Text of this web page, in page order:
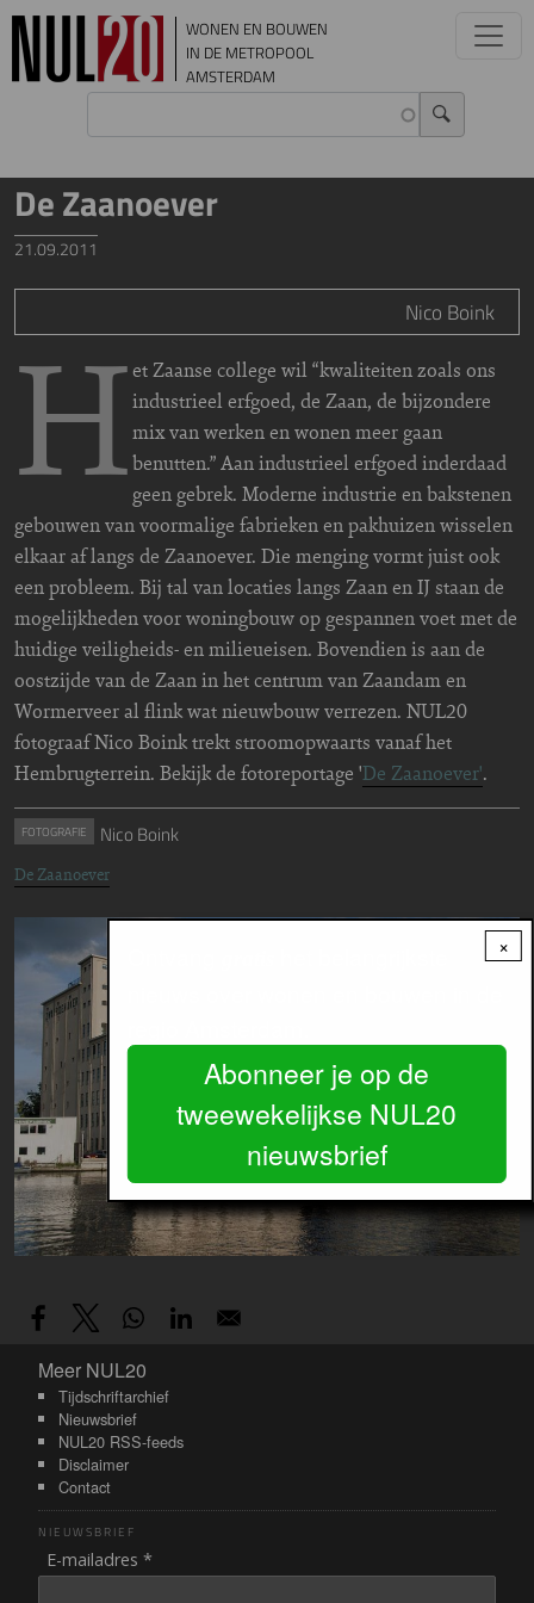
Overslaan en naar de inhoud gaan
WONEN EN BOUWEN
IN DE METROPOOL
AMSTERDAM
De Zaanoever
21.09.2011
Nico Boink
Het Zaanse college wil “kwaliteiten zoals ons
industrieel erfgoed, de Zaan, de bijzondere
mix van werken en wonen meer gaan
benutten.” Aan industrieel erfgoed inderdaad
geen gebrek. Moderne industrie en bakstenen
gebouwen van voormalige fabrieken en pakhuizen wisselen
elkaar af langs de Zaanoever. Die menging vormt juist ook
een probleem. Bij tal van locaties langs Zaan en IJ staan de
mogelijkheden voor woningbouw op gespannen voet met de
huidige veiligheids- en milieueisen. Bovendien is aan de
oostzijde van de Zaan in het centrum van Zaandam en
Wormerveer al flink wat nieuwbouw verrezen. NUL20
fotograaf Nico Boink trekt stroomopwaarts vanaf het
Hembrugterrein. Bekijk de fotoreportage 'De Zaanoever'.
FOTOGRAFIE Nico Boink
De Zaanoever
Meer NUL20
Meer NUL20
Tijdschriftarchief
Nieuwsbrief
NUL20 RSS-feeds
Disclaimer
Contact
NIEUWSBRIEF
E-mailadres *
×
Abonneer je op de
tweewekelijkse NUL20
nieuwsbrief